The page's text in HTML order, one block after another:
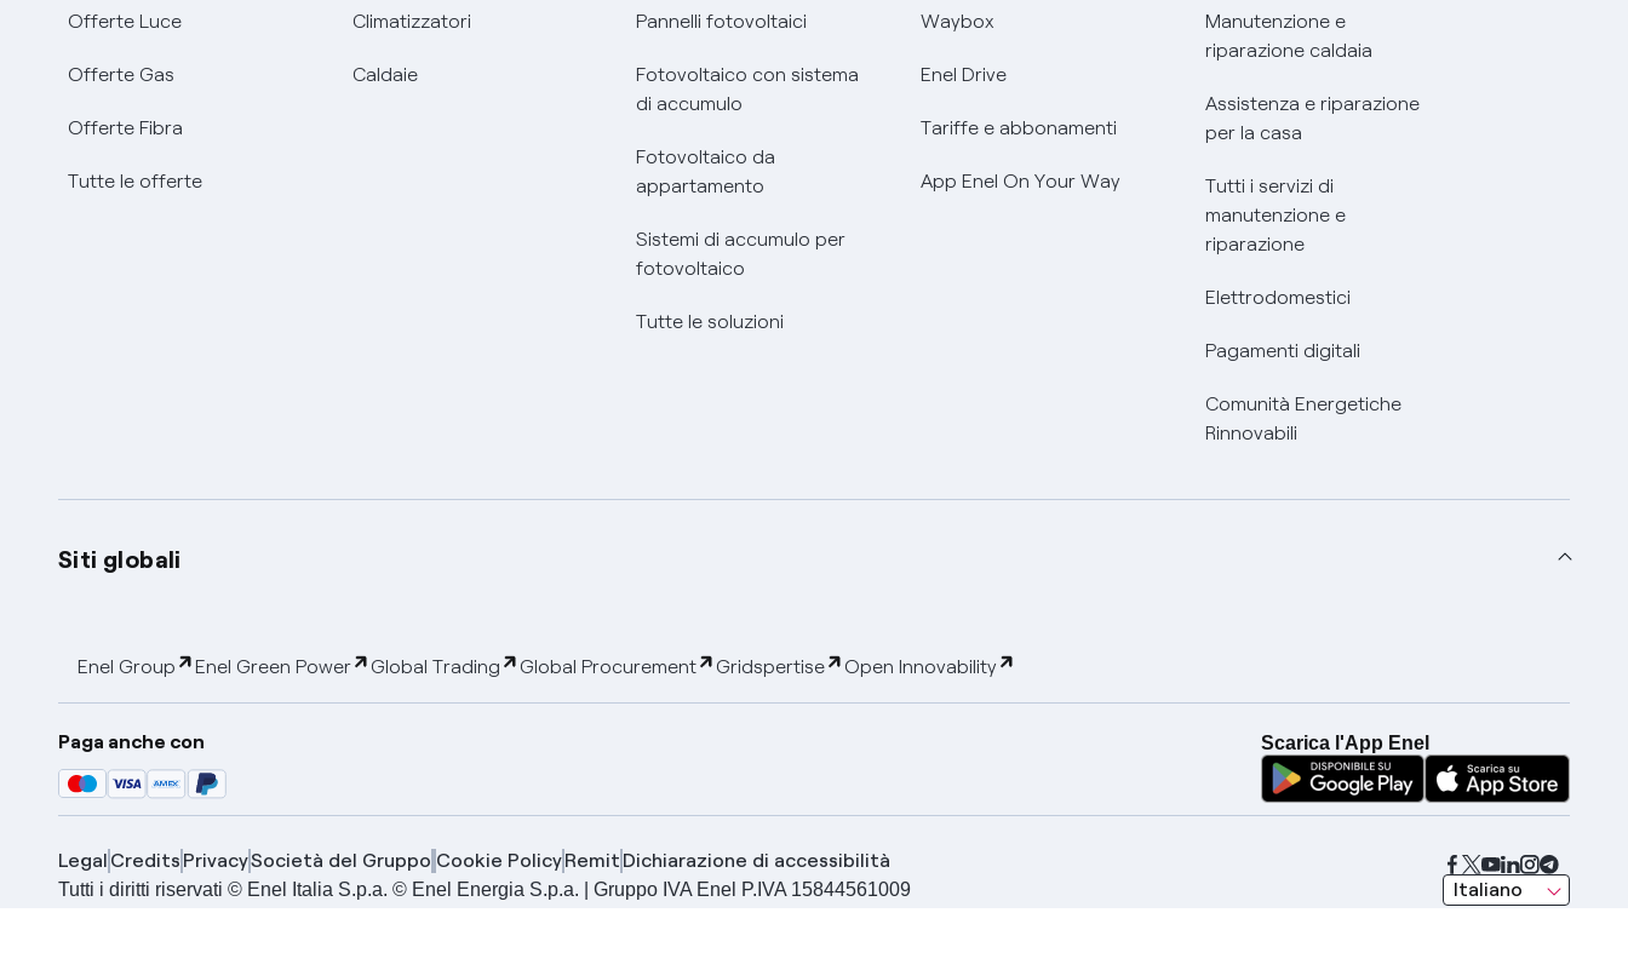
Offerte Luce
Offerte Gas
Offerte Fibra
Tutte le offerte
Climatizzatori
Caldaie
Pannelli fotovoltaici
Fotovoltaico con sistema
di accumulo
Fotovoltaico da
appartamento
Sistemi di accumulo per
fotovoltaico
Tutte le soluzioni
Waybox
Enel Drive
Tariffe e abbonamenti
App Enel On Your Way
Manutenzione e
riparazione caldaia
Assistenza e riparazione
per la casa
Tutti i servizi di
manutenzione e
riparazione
Elettrodomestici
Pagamenti digitali
Comunità Energetiche
Rinnovabili
Siti globali
Enel Group Enel Green Power Global Trading Global Procurement Gridspertise Open Innovability
Paga anche con Scarica l'App Enel
Italiano
seleziona una
Legal Credits PrivacySocietà del Gruppo Cookie PolicyRemit Dichiarazione di accessibilità
Tutti i diritti riservati © Enel Italia S.p.a. © Enel Energia S.p.a. | Gruppo IVA Enel P.IVA 15844561009